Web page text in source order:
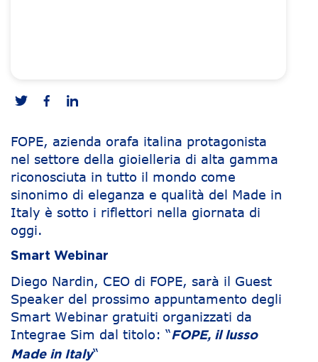
FOPE, azienda orafa italina protagonista
nel settore della gioielleria di alta gamma
riconosciuta in tutto il mondo come
sinonimo di eleganza e qualità del Made in
Italy è sotto i riflettori nella giornata di
oggi.
Smart Webinar
Diego Nardin, CEO di FOPE, sarà il Guest
Speaker del prossimo appuntamento degli
Smart Webinar gratuiti organizzati da
Integrae Sim dal titolo: “FOPE, il lusso
Made in Italy“